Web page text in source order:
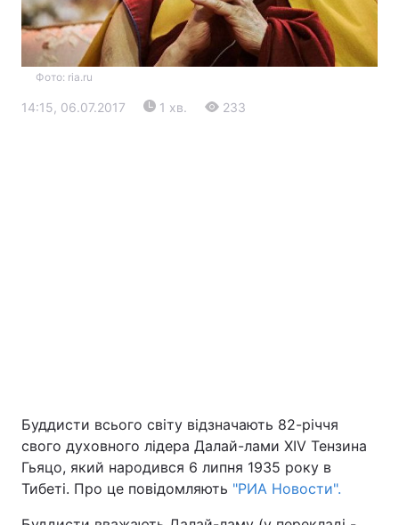
Київ Львів
Дніпро Харків
Фото: ria.ru
14:15, 06.07.2017 1 хв. 233
Буддисти всього світу відзначають 82-річчя
свого духовного лідера Далай-лами XIV Тензина
Гьяцо, який народився 6 липня 1935 року в
Тибеті. Про це повідомляють "РИА Новости".